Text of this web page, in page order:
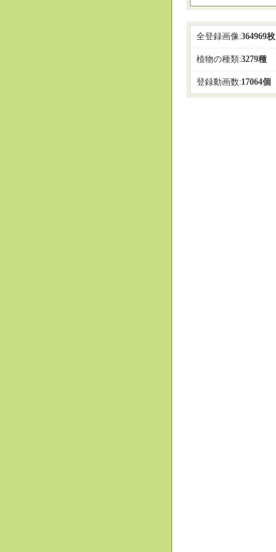
全登録画像:364969枚
植物の種類:3279種
登録動画数:17064個